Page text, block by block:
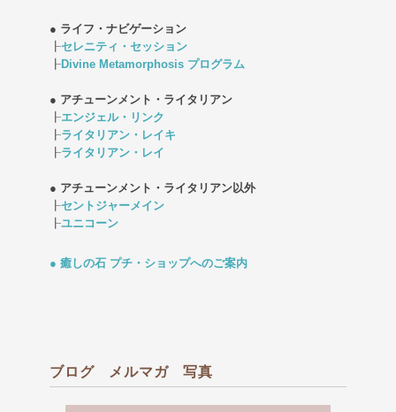
● ライフ・ナビゲーション
┠セレニティ・セッション
┠Divine Metamorphosis プログラム
● アチューンメント・ライタリアン
┠エンジェル・リンク
┠ライタリアン・レイキ
┠ライタリアン・レイ
● アチューンメント・ライタリアン以外
┠セントジャーメイン
┠ユニコーン
● 癒しの石 プチ・ショップへのご案内
ブログ メルマガ 写真